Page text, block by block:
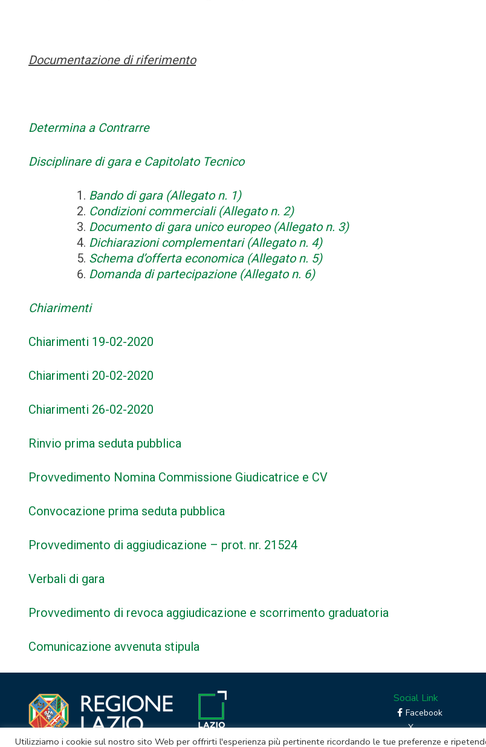
Documentazione di riferimento
Determina a Contrarre
Disciplinare di gara e Capitolato Tecnico
Bando di gara (Allegato n. 1)
Condizioni commerciali (Allegato n. 2)
Documento di gara unico europeo (Allegato n. 3)
Dichiarazioni complementari (Allegato n. 4)
Schema d’offerta economica (Allegato n. 5)
Domanda di partecipazione (Allegato n. 6)
Chiarimenti
Chiarimenti 19-02-2020
Chiarimenti 20-02-2020
Chiarimenti 26-02-2020
Rinvio prima seduta pubblica
Provvedimento Nomina Commissione Giudicatrice e CV
Convocazione prima seduta pubblica
Provvedimento di aggiudicazione – prot. nr. 21524
Verbali di gara
Provvedimento di revoca aggiudicazione e scorrimento graduatoria
Comunicazione avvenuta stipula
Social Link
Facebook
X
Linkedin
Utilizziamo i cookie sul nostro sito Web per offrirti l'esperienza più pertinente ricordando le tue preferenze e